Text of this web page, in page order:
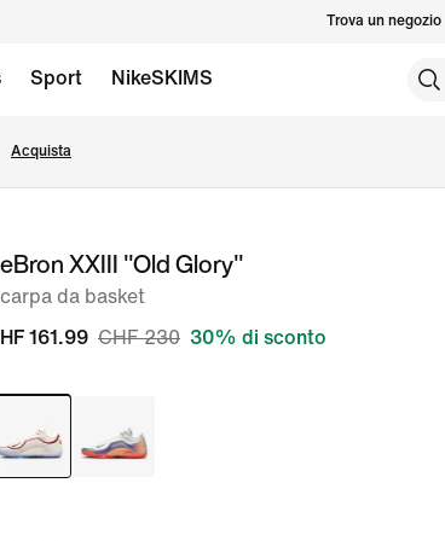
Trova un negozio
Sport NikeSKIMS
Acquista
XXIII "Old Glory"
da basket
161.99 CHF 230 30% di sconto